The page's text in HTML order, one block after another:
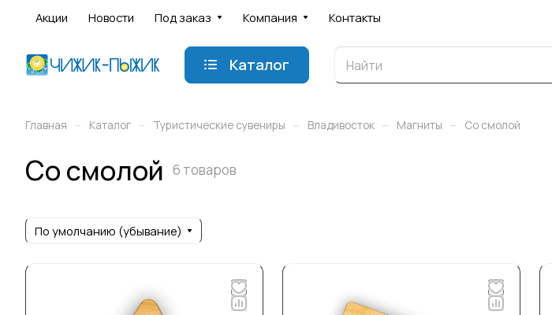
Акции Новости Под заказ Компания Контакты
Каталог
Главная – Каталог – Туристические сувениры – Владивосток – Магниты – Со смолой
Со смолой 6 товаров
По умолчанию (убывание)